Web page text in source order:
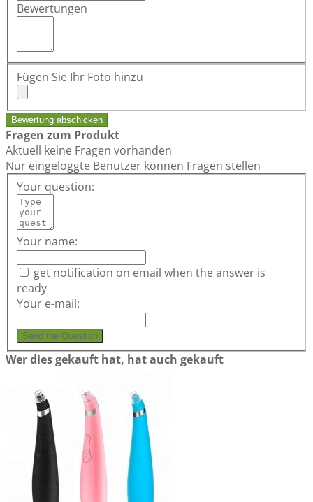
Bewertungen
Fügen Sie Ihr Foto hinzu
Bewertung abschicken
Fragen zum Produkt
Aktuell keine Fragen vorhanden
Nur eingeloggte Benutzer können Fragen stellen
Your question:
Your name:
get notification on email when the answer is
ready
Your e-mail:
Send the Question
Wer dies gekauft hat, hat auch gekauft